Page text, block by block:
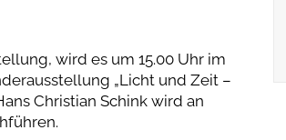
wird es um 15.00 Uhr im
„Licht und Zeit –
Christian Schink wird an